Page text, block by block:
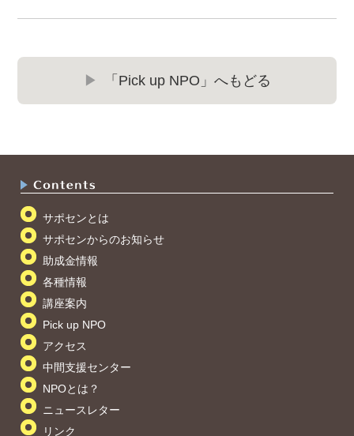
「Pick up NPO」へもどる
サポセンとは
サポセンからのお知らせ
助成金情報
各種情報
講座案内
Pick up NPO
アクセス
中間支援センター
NPOとは？
ニュースレター
リンク